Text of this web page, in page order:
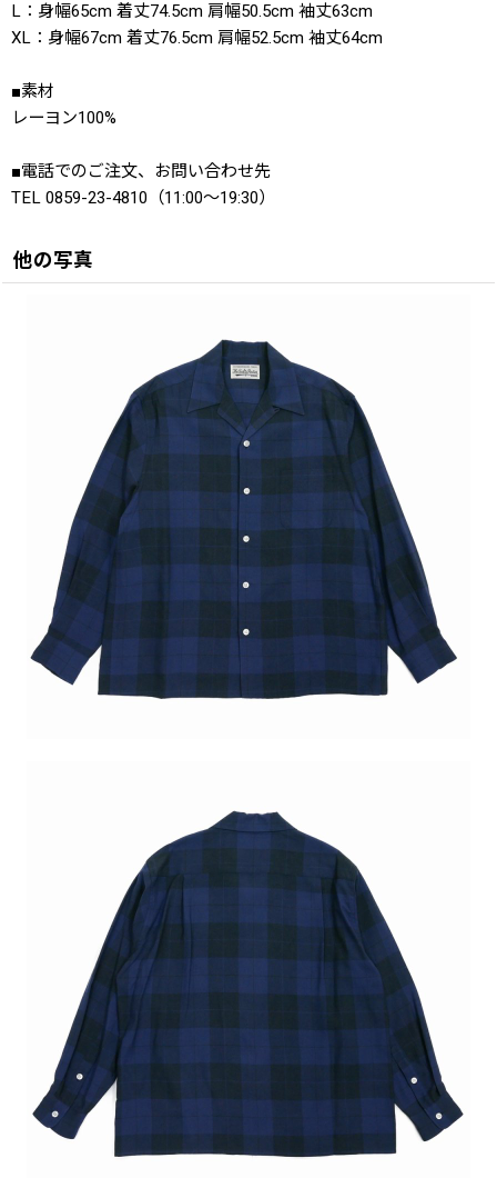
L：身幅65cm 着丈74.5cm 肩幅50.5cm 袖丈63cm
XL：身幅67cm 着丈76.5cm 肩幅52.5cm 袖丈64cm
■素材
レーヨン100%
■電話でのご注文、お問い合わせ先
TEL 0859-23-4810（11:00〜19:30）
他の写真